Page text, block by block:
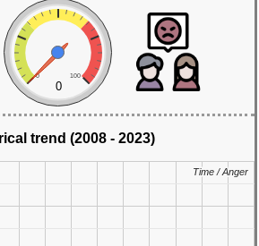
0 100
0
trend (2008 - 2023)
Time / Anger
Time / Anger